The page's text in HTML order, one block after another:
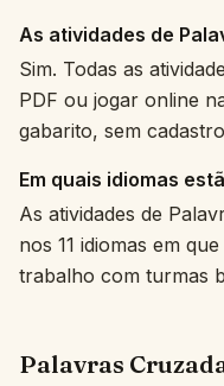
As atividades de
Sim. Todas as
PDF ou jogar online
gabarito, sem
Em quais idiomas
As atividades de
nos 11 idiomas em
trabalho com turmas
Palavras